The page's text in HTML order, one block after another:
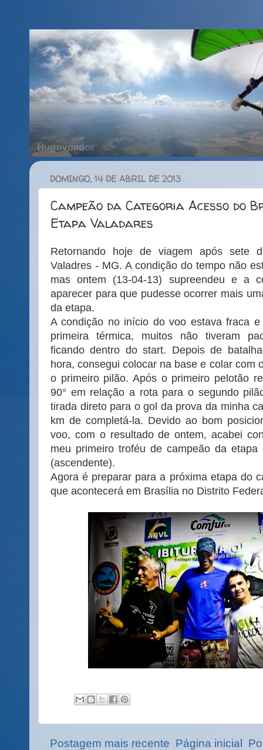
DOMINGO, 14 DE ABRIL DE 2013
Campeão da Categoria Acesso do
Etapa Valadares
Retornando hoje de viagem após sete
Valadres - MG. A condição do tempo não
mas ontem (13-04-13) supreendeu e a
aparecer para que pudesse ocorrer mais
da etapa.
A condição no início do voo estava fraca
primeira térmica, muitos não tiveram
ficando dentro do start. Depois de
hora, consegui colocar na base e colar com
o primeiro pilão. Após o primeiro pelotão
90° em relação a rota para o segundo
tirada direto para o gol da prova da minha
km de completá-la. Devido ao bom
voo, com o resultado de ontem, acabei
meu primeiro troféu de campeão da etapa
(ascendente).
Agora é preparar para a próxima etapa do
que acontecerá em Brasília no Distrito
Postagem mais recente Página inicial